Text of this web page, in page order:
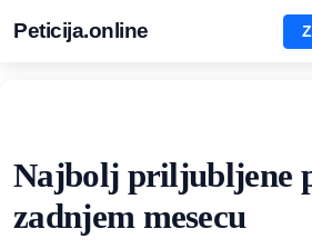
Peticija.online
Najbolj priljubljene
zadnjem mesecu